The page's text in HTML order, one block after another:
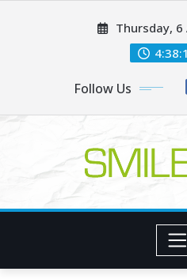
Thursday,
Follow Us